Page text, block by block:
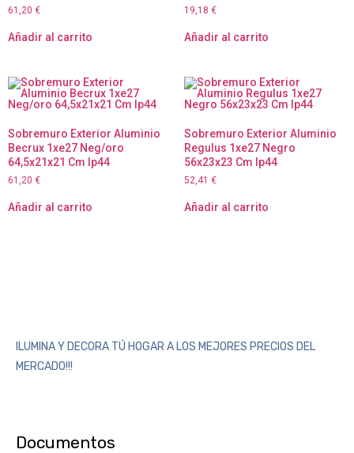
61,20 €
Añadir al carrito
19,18 €
Añadir al carrito
Sobremuro Exterior Aluminio
Becrux 1xe27 Neg/oro
64,5x21x21 Cm Ip44
61,20 €
Añadir al carrito
Sobremuro Exterior Aluminio
Regulus 1xe27 Negro
56x23x23 Cm Ip44
52,41 €
Añadir al carrito
ILUMINA Y DECORA TÚ HOGAR A LOS MEJORES PRECIOS DEL
MERCADO!!!
Documentos